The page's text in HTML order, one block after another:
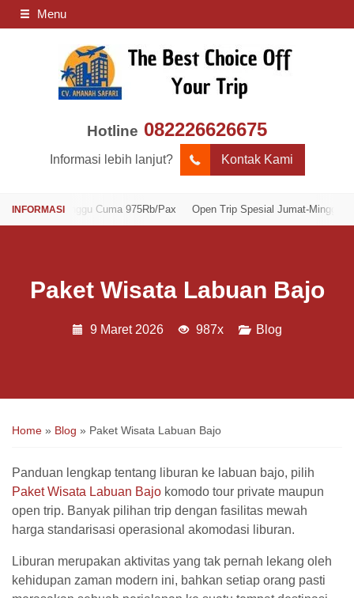
Menu
Hotline 082226626675
Informasi lebih lanjut? Kontak Kami
Minggu Cuma 975Rb/Pax Open Trip Spesial Jumat-Minggu Cuma
Paket Wisata Labuan Bajo
9 Maret 2026 987x Blog
Home » Blog » Paket Wisata Labuan Bajo
Panduan lengkap tentang liburan ke labuan bajo, pilih
Paket Wisata Labuan Bajo komodo tour private maupun
open trip. Banyak pilihan trip dengan fasilitas mewah
harga standarisasi operasional akomodasi liburan.
Liburan merupakan aktivitas yang tak pernah lekang oleh
kehidupan zaman modern ini, bahkan setiap orang pasti